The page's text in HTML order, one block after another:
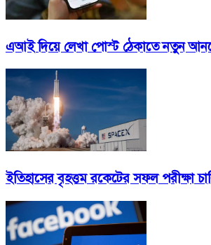
এআই দিয়ে লেখা পোস্ট ঠেকাতে নতুন
ইতিহাসের বৃহত্তম রকেটের সফল পরীক্ষা